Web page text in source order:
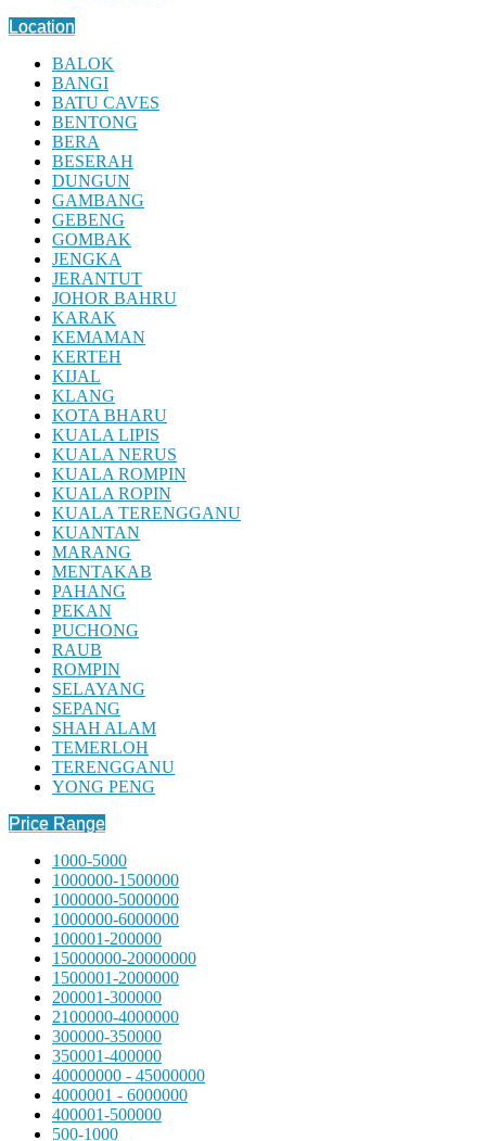
Location
BALOK
BANGI
BATU CAVES
BENTONG
BERA
BESERAH
DUNGUN
GAMBANG
GEBENG
GOMBAK
JENGKA
JERANTUT
JOHOR BAHRU
KARAK
KEMAMAN
KERTEH
KIJAL
KLANG
KOTA BHARU
KUALA LIPIS
KUALA NERUS
KUALA ROMPIN
KUALA ROPIN
KUALA TERENGGANU
KUANTAN
MARANG
MENTAKAB
PAHANG
PEKAN
PUCHONG
RAUB
ROMPIN
SELAYANG
SEPANG
SHAH ALAM
TEMERLOH
TERENGGANU
YONG PENG
Price Range
1000-5000
1000000-1500000
1000000-5000000
1000000-6000000
100001-200000
15000000-20000000
1500001-2000000
200001-300000
2100000-4000000
300000-350000
350001-400000
40000000 - 45000000
4000001 - 6000000
400001-500000
500-1000